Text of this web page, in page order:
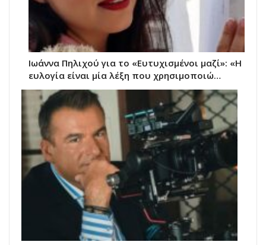
Ιωάννα Πηλιχού για το «Ευτυχισμένοι μαζί»: «Η
ευλογία είναι μία λέξη που χρησιμοποιώ…